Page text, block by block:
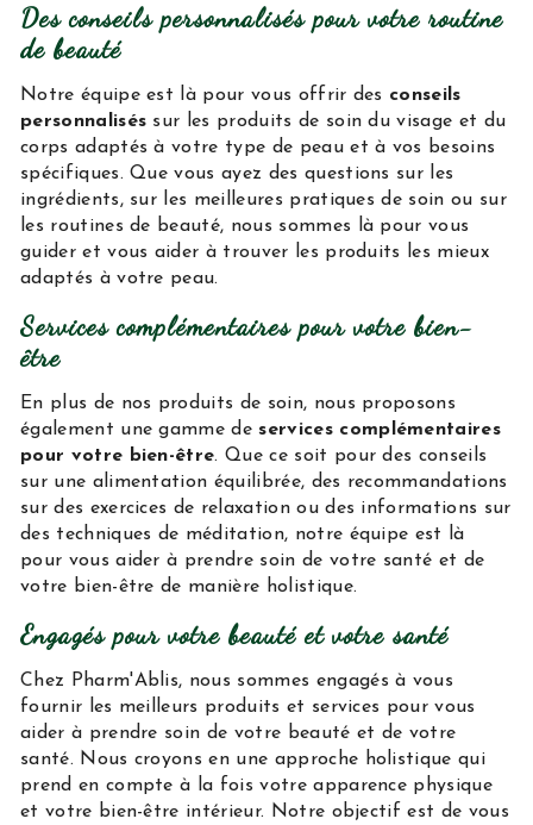
Des conseils personnalisés pour votre routine
de beauté
Notre équipe est là pour vous offrir des conseils
personnalisés sur les produits de soin du visage et du
corps adaptés à votre type de peau et à vos besoins
spécifiques. Que vous ayez des questions sur les
ingrédients, sur les meilleures pratiques de soin ou sur
les routines de beauté, nous sommes là pour vous
guider et vous aider à trouver les produits les mieux
adaptés à votre peau.
Services complémentaires pour votre bien-
être
En plus de nos produits de soin, nous proposons
également une gamme deservices complémentaires
pour votre bien-être. Que ce soit pour des conseils
sur une alimentation équilibrée, des recommandations
sur des exercices de relaxation ou des informations sur
des techniques de méditation, notre équipe est là
pour vous aider à prendre soin de votre santé et de
votre bien-être de manière holistique.
Engagés pour votre beauté et votre santé
Chez Pharm'Ablis, nous sommes engagés à vous
fournir les meilleurs produits et services pour vous
aider à prendre soin de votre beauté et de votre
santé. Nous croyons en une approche holistique qui
prend en compte à la fois votre apparence physique
et votre bien-être intérieur. Notre objectif est de vous